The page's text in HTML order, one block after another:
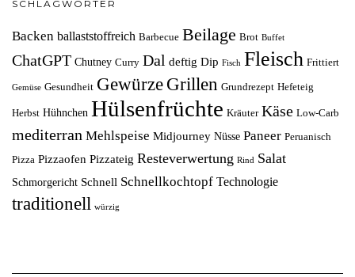
SCHLAGWÖRTER
Backen ballaststoffreich Barbecue Beilage Brot Buffet
ChatGPT Chutney Curry Dal deftig Dip Fisch Fleisch Frittiert
Gemüse Gesundheit Gewürze Grillen Grundrezept Hefeteig
Herbst Hühnchen Hülsenfrüchte Kräuter Käse Low-Carb
mediterran Mehlspeise Midjourney Nüsse Paneer Peruanisch
Pizza Pizzaofen Pizzateig Resteverwertung Rind Salat
Schmorgericht Schnell Schnellkochtopf Technologie
traditionell würzig